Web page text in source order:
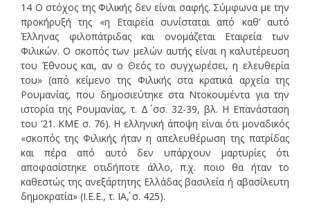
14 Ο στόχος της Φιλικής δεν είναι σαφής. Σύμφωνα με την
προκήρυξή της «η Εταιρεία συνίσταται από καθ’ αυτό
Έλληνας φιλοπάτριδας και ονομάζεται Εταιρεία των
Φιλικών. Ο σκοπός των μελών αυτής είναι η καλυτέρευση
του Έθνους και, αν ο Θεός το συγχωρέσει, η ελευθερία
του» (από κείμενο της Φιλικής στα κρατικά αρχεία της
Ρουμανίας, που δημοσιεύτηκε στα Ντοκουμέντα για την
ιστορία της Ρουμανίας, τ. Δ΄ σσ. 32-39, βλ. Η Επανάσταση
του ’21. ΚΜΕ σ. 76). Η ελληνική άποψη είναι ότι μοναδικός
«σκοπός της Φιλικής ήταν η απελευθέρωση της πατρίδας
και πέρα από αυτό δεν υπάρχουν μαρτυρίες ότι
αποφασίστηκε οτιδήποτε άλλο, π.χ. ποιο θα ήταν το
καθεστώς της ανεξάρτητης Ελλάδας βασιλεία ή αβασίλευτη
δημοκρατία» (Ι.Ε.Ε., τ. ΙΑ΄, σ. 425).